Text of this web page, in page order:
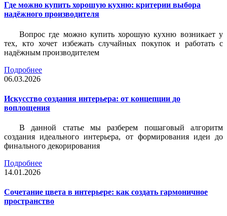
Где можно купить хорошую кухню: критерии выбора
надёжного производителя
Вопрос где можно купить хорошую кухню возникает у
тех, кто хочет избежать случайных покупок и работать с
надёжным производителем
Подробнее
06.03.2026
Искусство создания интерьера: от концепции до
воплощения
В данной статье мы разберем пошаговый алгоритм
создания идеального интерьера, от формирования идеи до
финального декорирования
Подробнее
14.01.2026
Сочетание цвета в интерьере: как создать гармоничное
пространство